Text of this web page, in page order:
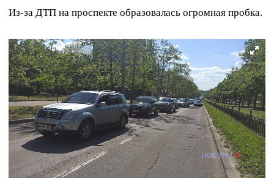
Из-за ДТП на проспекте образовалась огромная пробка.